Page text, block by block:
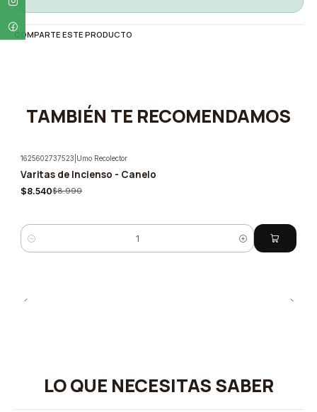
COMPARTE ESTE PRODUCTO
TAMBIÉN TE RECOMENDAMOS
-5%
1625602737523 Umo Recolector
Varitas de Incienso - Canelo
$8.540$8.990
Cantidad
LO QUE NECESITAS SABER